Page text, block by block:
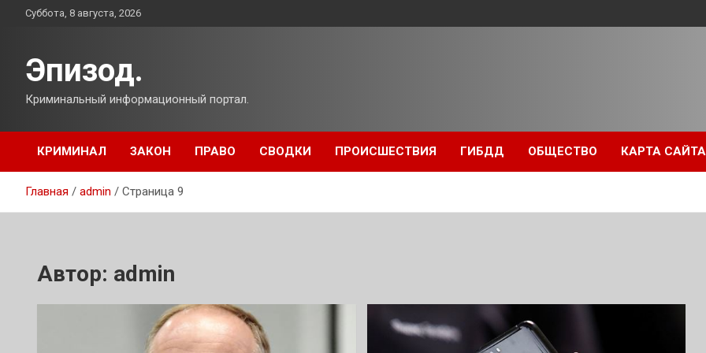
ПерейтиСуббота, 8 августа, 2026
Эпизод.
Криминальный информационный портал.
КРИМИНАЛ ЗАКОН ПРАВО СВОДКИ ПРОИСШЕСТВИЯ ГИБДД ОБЩЕСТВО КАРТА САЙТА
Главная admin Страница 9
Автор: admin